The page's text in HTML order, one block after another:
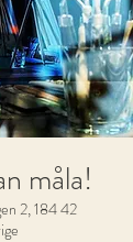
måla!
2, 184 42